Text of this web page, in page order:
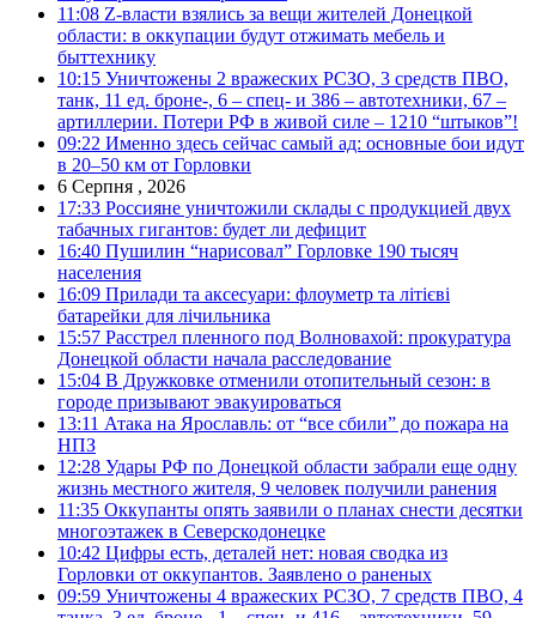
11:08 Z-власти взялись за вещи жителей Донецкой
области: в оккупации будут отжимать мебель и
быттехнику
10:15 Уничтожены 2 вражеских РСЗО, 3 средств ПВО,
танк, 11 ед. броне-, 6 – спец- и 386 – автотехники, 67 –
артиллерии. Потери РФ в живой силе – 1210 “штыков”!
09:22 Именно здесь сейчас самый ад: основные бои идут
в 20–50 км от Горловки
6 Серпня , 2026
17:33 Россияне уничтожили склады с продукцией двух
табачных гигантов: будет ли дефицит
16:40 Пушилин “нарисовал” Горловке 190 тысяч
населения
16:09 Прилади та аксесуари: флоуметр та літієві
батарейки для лічильника
15:57 Расстрел пленного под Волновахой: прокуратура
Донецкой области начала расследование
15:04 В Дружковке отменили отопительный сезон: в
городе призывают эвакуироваться
13:11 Атака на Ярославль: от “все сбили” до пожара на
НПЗ
12:28 Удары РФ по Донецкой области забрали еще одну
жизнь местного жителя, 9 человек получили ранения
11:35 Оккупанты опять заявили о планах снести десятки
многоэтажек в Северскодонецке
10:42 Цифры есть, деталей нет: новая сводка из
Горловки от оккупантов. Заявлено о раненых
09:59 Уничтожены 4 вражеских РСЗО, 7 средств ПВО, 4